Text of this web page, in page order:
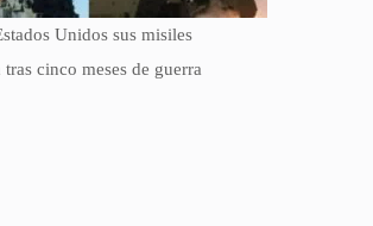
Unidos sus misiles
cinco meses de guerra